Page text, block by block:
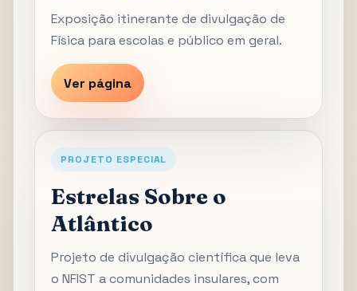
Exposição itinerante de divulgação de
Física para escolas e público em geral.
Ver página
PROJETO ESPECIAL
Estrelas Sobre o
Atlântico
Projeto de divulgação científica que leva
o NFIST a comunidades insulares, com